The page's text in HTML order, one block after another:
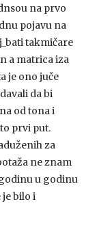
na prvo
pojavu na
takmičare
a matrica iza
je ono juče
da bi
od tona i
prvi put.
za
ne znam
u godinu
je bilo i